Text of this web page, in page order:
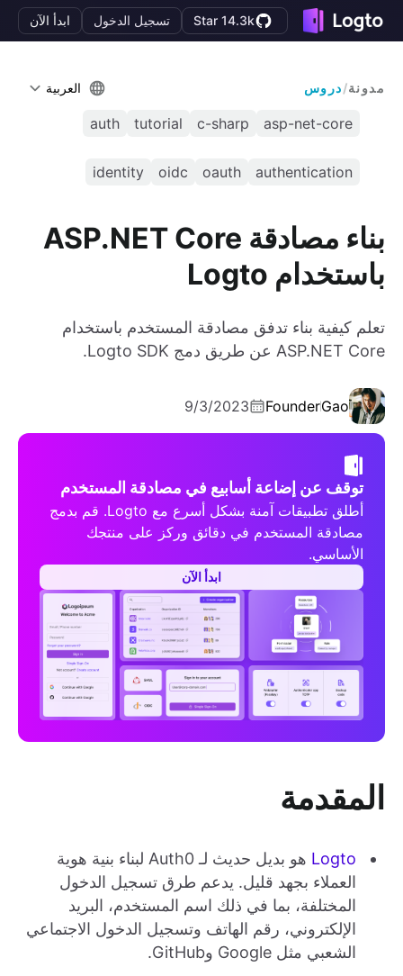
Star 14.3k تسجيل الدخول ابدأ الآن
مدونة/دروس العربية
asp-net-core
c-sharp
tutorial
auth
authentication
oauth
oidc
identity
بناء مصادقة ASP.NET Core
باستخدام Logto
تعلم كيفية بناء تدفق مصادقة المستخدم باستخدام
ASP.NET Core عن طريق دمج Logto SDK.
Gao
Founder
9/3/2023
توقف عن إضاعة أسابيع في مصادقة المستخدم
أطلق تطبيقات آمنة بشكل أسرع مع Logto. قم بدمج
مصادقة المستخدم في دقائق وركز على منتجك
الأساسي.
ابدأ الآن
المقدمة
Logto
هو بديل حديث لـ Auth0 لبناء بنية هوية
العملاء بجهد قليل. يدعم طرق تسجيل الدخول
المختلفة، بما في ذلك اسم المستخدم، البريد
الإلكتروني، رقم الهاتف وتسجيل الدخول الاجتماعي
الشعبي مثل Google وGitHub.